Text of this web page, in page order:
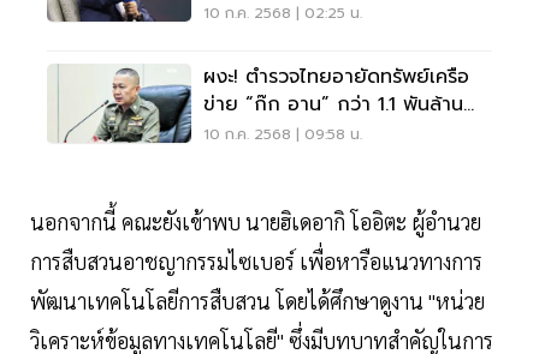
10 ก.ค. 2568 | 02:25 น.
ผงะ! ตำรวจไทยอายัดทรัพย์เครือ
ข่าย “ก๊ก อาน” กว่า 1.1 พันล้าน
บาท
10 ก.ค. 2568 | 09:58 น.
นอกจากนี้ คณะยังเข้าพบ นายฮิเดอากิ โออิตะ ผู้อำนวย
การสืบสวนอาชญากรรมไซเบอร์ เพื่อหารือแนวทางการ
พัฒนาเทคโนโลยีการสืบสวน โดยได้ศึกษาดูงาน "หน่วย
วิเคราะห์ข้อมูลทางเทคโนโลยี" ซึ่งมีบทบาทสำคัญในการ